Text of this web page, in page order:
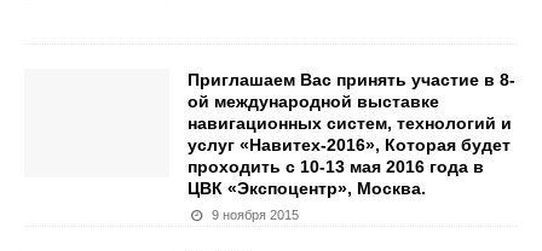
Приглашаем Вас принять участие в 8-
ой международной выставке
навигационных систем, технологий и
услуг «Навитех-2016», Которая будет
проходить с 10-13 мая 2016 года в
ЦВК «Экспоцентр», Москва.
9 ноября 2015